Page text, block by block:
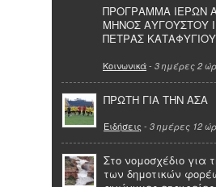
ΠΡΟΓΡΑΜΜΑ ΙΕΡΩΝ
ΜΗΝΟΣ ΑΥΓΟΥΣΤΟΥ
ΠΕΤΡΑΣ
Κοινωνικά- 3 ημέρες 2
ΠΡΩΤΗ ΓΙΑ ΤΗΝ ΑΣΑ
Ειδήσεις - 3 ημέρες 12
Στο νομοσχέδιο για
των δημοτικών